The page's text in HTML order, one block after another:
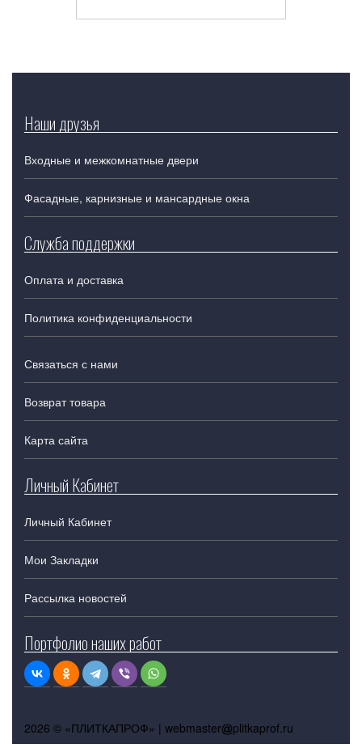
Наши друзья
Входные и межкомнатные двери
Фасадные, карнизные и мансардные окна
Служба поддержки
Оплата и доставка
Политика конфиденциальности
Связаться с нами
Возврат товара
Карта сайта
Личный Кабинет
Личный Кабинет
Мои Закладки
Рассылка новостей
Портфолио наших работ
2026 © «ПЛИТКАПРОФ» | webmaster plitkaprof.ru